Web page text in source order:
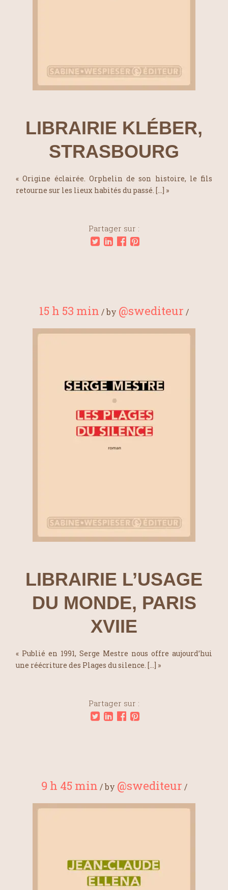
LIBRAIRIE KLÉBER,
STRASBOURG
« Origine éclairée. Orphelin de son histoire, le fils
retourne sur les lieux habités du passé. […] »
Partager sur :
15 h 53 min /by @swediteur /
LIBRAIRIE L’USAGE
DU MONDE, PARIS
XVIIE
« Publié en 1991, Serge Mestre nous offre aujourd’hui
une réécriture des Plages du silence. […] »
Partager sur :
9 h 45 min /by @swediteur /